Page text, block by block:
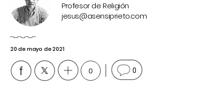
Profesor de Religión
jesus@asensiprieto.com
20 de mayo de 2021
0 0